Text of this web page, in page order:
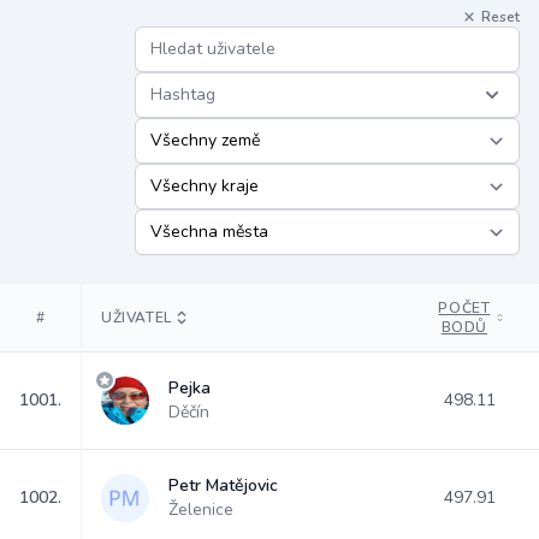
Reset
Hashtag
# UŽIVATEL
POČET
BODŮ
1001.
Pejka
Děčín
498.11
1002.
Petr Matějovic
Želenice
497.91